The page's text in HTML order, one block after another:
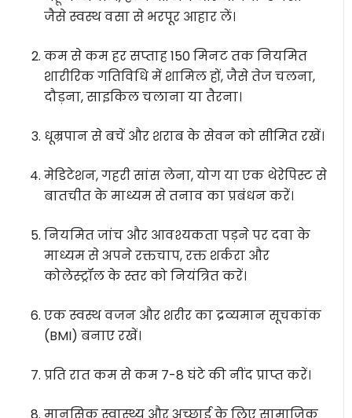
जैसे स्वस्थ वसा से भरपूर आहार लें।
कम से कम हर सप्ताह 150 मिनट तक नियमित
शारीरिक गतिविधि में शामिल हों, जैसे तेज चलना,
दौड़ना, साइकिल चलाना या तैरना।
धूम्रपान से बचें और शराब के सेवन को सीमित रखें।
मेडिटेशन, गहरी सांस लेना, योग या एक थेरेपिस्ट से
बातचीत के माध्यम से तनाव का प्रबंधन करें।
नियमित जांच और आवश्यकता पड़ने पर दवा के
माध्यम से अपने रक्तचाप, रक्त शर्करा और
कोलेस्ट्रॉल के स्तर को नियंत्रित करें।
एक स्वस्थ वजन और शरीर का द्रव्यमान सूचकांक
(BMI) बनाए रखें।
प्रति रात कम से कम 7-8 घंटे की नींद प्राप्त करें।